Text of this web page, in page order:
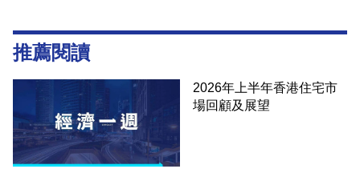
推薦閱讀
2026年上半年香港住宅市
場回顧及展望